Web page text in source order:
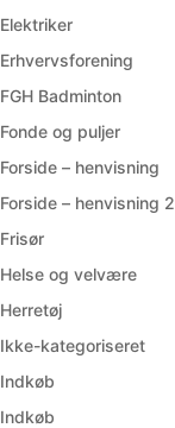
Elektriker
Erhvervsforening
FGH Badminton
Fonde og puljer
Forside – henvisning
Forside – henvisning 2
Frisør
Helse og velvære
Herretøj
Ikke-kategoriseret
Indkøb
Indkøb